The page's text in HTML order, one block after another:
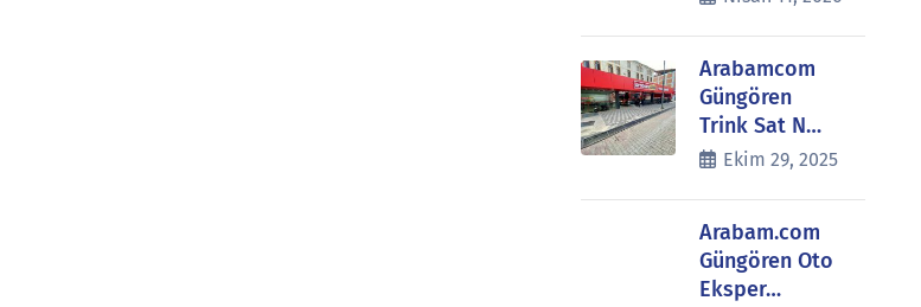
Arabamcom
Güngören
Trink Sat N…
Ekim 29, 2025
Arabam.com
Güngören Oto
Eksper…